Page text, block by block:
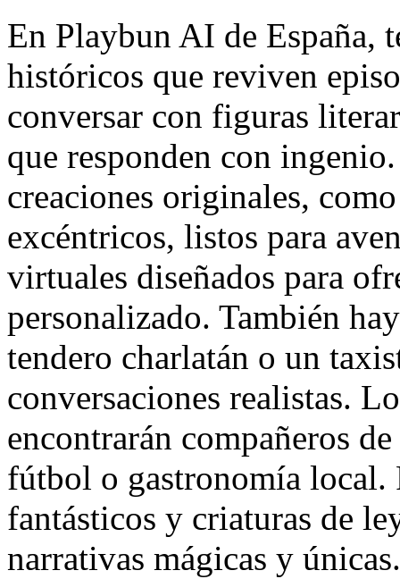
En Playbun AI de España,
históricos que reviven
conversar con figuras
que responden con
creaciones originales,
excéntricos, listos para
virtuales diseñados para
personalizado. También
tendero charlatán o un
conversaciones realistas.
encontrarán compañeros
fútbol o gastronomía local.
fantásticos y criaturas de
narrativas mágicas y únicas.